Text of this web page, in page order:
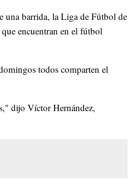
barrida, la Liga de Fútbol de
encuentran en el fútbol
todos comparten el
dijo Víctor Hernández,